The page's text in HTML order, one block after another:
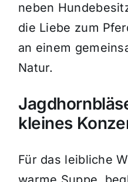
neben
die Liebe zum
an einem
Natur.
kleines
Für das leibliche